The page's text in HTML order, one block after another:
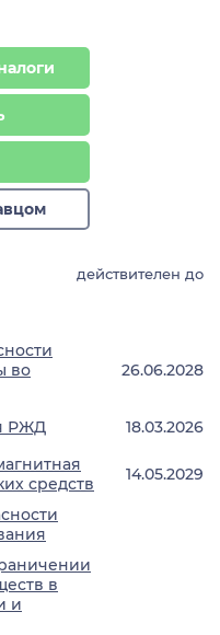
действителен до
во
26.06.2028
РЖД
18.03.2026
средств
14.05.2029
в
и